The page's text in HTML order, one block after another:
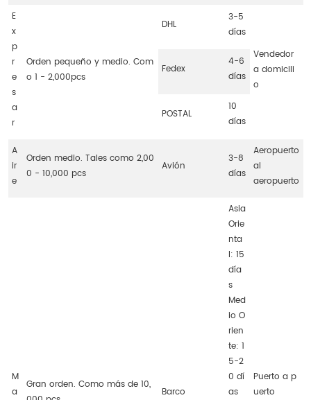
E
x
p
r
e
s
a
r
Orden pequeño y medio. Com
o 1 - 2,000pcs
DHL
3-5
días
Vendedor
a domicili
o
Fedex
4-6
días
POSTAL
10
días
A
ir
e
Orden medio. Tales como 2,00
0 - 10,000 pcs
Avión
3-8
días
Aeropuerto
al
aeropuerto
M
a
Gran orden. Como más de 10,
Barco
Asia
Orie
nta
l: 15
día
s
Med
io O
rien
te: 1
5-2
0 dí
as
Puerto a p
uerto